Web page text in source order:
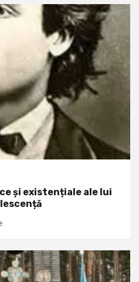
și existențiale ale lui